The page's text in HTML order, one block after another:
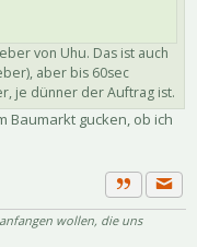
von Uhu. Das ist auch
aber bis 60sec
je dünner der Auftrag ist.
Baumarkt gucken, ob ich
Zitat
wollen, die uns